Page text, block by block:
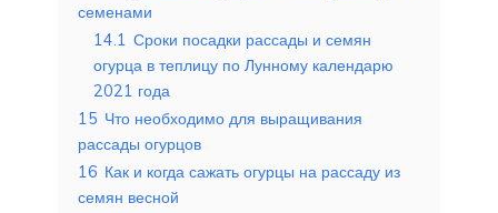
семенами
14.1 Сроки посадки рассады и семян
огурца в теплицу по Лунному календарю
2021 года
15 Что необходимо для выращивания
рассады огурцов
16 Как и когда сажать огурцы на рассаду из
семян весной